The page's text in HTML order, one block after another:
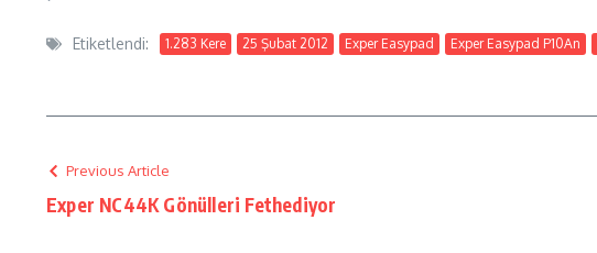
Etiketlendi: 1.283 Kere 25 Şubat 2012 Exper Easypad Exper Easypad P10An
Previous Article
Exper NC44K Gönülleri Fethediyor